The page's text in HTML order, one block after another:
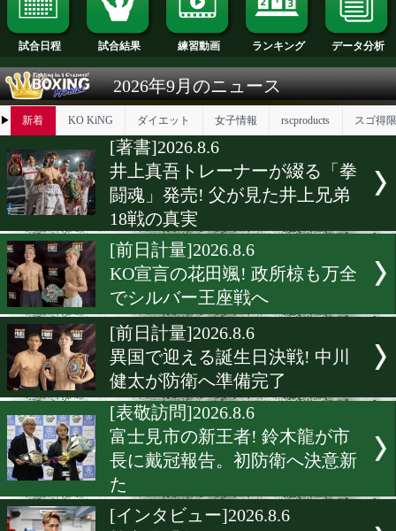
試合日程 試合結果 練習動画 ランキング
2026年9月のニュース
▶ 新着 KO KiNG ダイエット 女子情報
[著書]2026.8.6
井上真吾トレーナーが綴る
闘魂」発売! 父が見た井上
18戦の真実
[前日計量]2026.8.6
KO宣言の花田颯! 政所椋も
でシルバー王座戦へ
[前日計量]2026.8.6
健太が防衛へ準備完了